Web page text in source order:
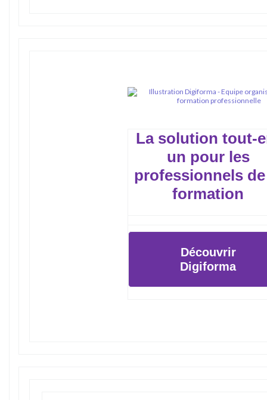
La solution tout-
un pour les
professionnels
formation
Découvrir
Digiforma